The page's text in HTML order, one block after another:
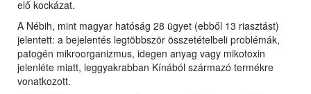
elő kockázat.
A Nébih, mint magyar hatóság 28 ügyet (ebből 13 riasztást)
jelentett: a bejelentés legtöbbször összetételbeli problémák,
patogén mikroorganizmus, idegen anyag vagy mikotoxin
jelenléte miatt, leggyakrabban Kínából származó termékre
vonatkozott.